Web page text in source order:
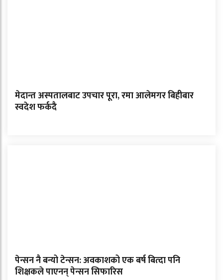
मेदान्त अस्पतालबाट उपचार पूरा, रमा आलेमगर बिहीबार
स्वदेश फर्कदै
पेन्सन नै बन्यो टेन्सन: अवकाशको एक बर्ष बित्दा पनि
शिक्षकले पाएनन् पेन्सन सिफारिस